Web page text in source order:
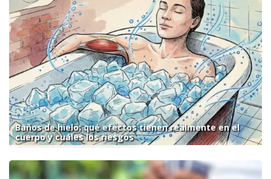
Baños de hielo: qué efectos tienen realmente en el
cuerpo y cuáles los riesgos